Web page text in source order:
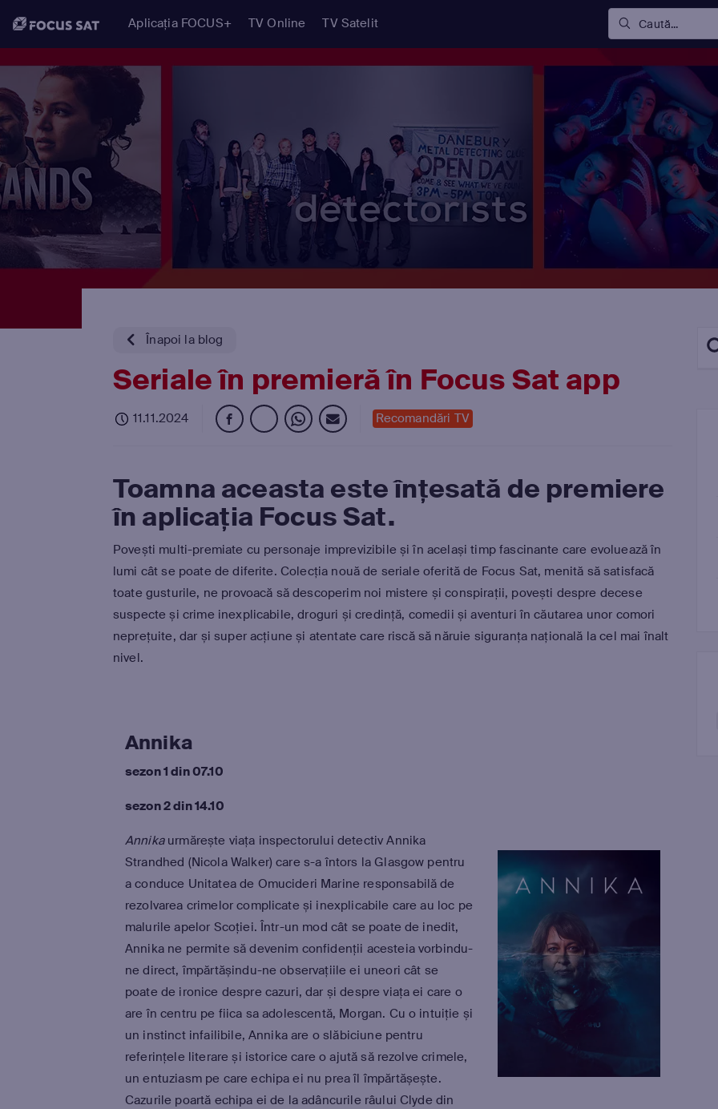
Aplicația FOCUS+ TV Online TV Satelit Caută...
Înapoi la blog
Seriale în premieră în Focus Sat app
11.11.2024 Recomandări TV
Toamna aceasta este înţesată de premiere
în aplicația Focus Sat.
Povești multi-premiate cu personaje imprevizibile și în același timp fascinante care evoluează în
lumi cât se poate de diferite. Colecția nouă de seriale oferită de Focus Sat, menită să satisfacă
toate gusturile, ne provoacă să descoperim noi mistere și conspirații, povești despre decese
suspecte și crime inexplicabile, droguri și credință, comedii și aventuri în căutarea unor comori
neprețuite, dar și super acțiune și atentate care riscă să năruie siguranța națională la cel mai înalt
nivel.
Annika
sezon 1 din 07.10
sezon 2 din 14.10
Annikaurmărește viața inspectorului detectiv Annika
Strandhed (Nicola Walker) care s-a întors la Glasgow pentru
a conduce Unitatea de Omucideri Marine responsabilă de
rezolvarea crimelor complicate și inexplicabile care au loc pe
malurile apelor Scoției. Într-un mod cât se poate de inedit,
Annika ne permite să devenim confidenții acesteia vorbindu-
ne direct, împărtășindu-ne observațiile ei uneori cât se
poate de ironice despre cazuri, dar și despre viața ei care o
are în centru pe fiica sa adolescentă, Morgan. Cu o intuiție și
un instinct infailibile, Annika are o slăbiciune pentru
referințele literare și istorice care o ajută să rezolve crimele,
un entuziasm pe care echipa ei nu prea îl împărtășește.
Cazurile poartă echipa ei de la adâncurile râului Clyde din